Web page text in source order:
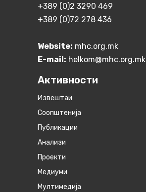
+389 (0)2 3290 469
+389 (0)72 278 436
Website: mhc.org.mk
E-mail: helkom@mhc.org.mk
Активности
Извештаи
Соопштенија
Публикации
Анализи
Проекти
Медиуми
Мултимедија